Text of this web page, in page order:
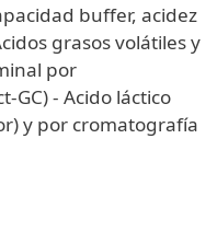
buffer, acidez
grasos volátiles y
por
GC) - Acido láctico
y por cromatografía